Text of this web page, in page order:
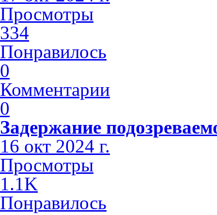
Просмотры
334
Понравилось
0
Комментарии
0
Задержание
16 окт 2024 г.
Просмотры
1.1K
Понравилось